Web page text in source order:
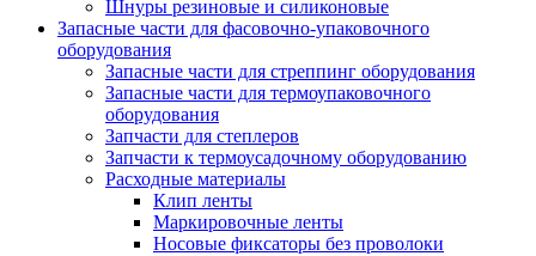
Шнуры резиновые и силиконовые
Запасные части для фасовочно-упаковочного
оборудования
Запасные части для стреппинг оборудования
Запасные части для термоупаковочного
оборудования
Запчасти для степлеров
Запчасти к термоусадочному оборудованию
Расходные материалы
Клип ленты
Маркировочные ленты
Носовые фиксаторы без проволоки